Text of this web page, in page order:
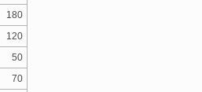
180
120
50
70